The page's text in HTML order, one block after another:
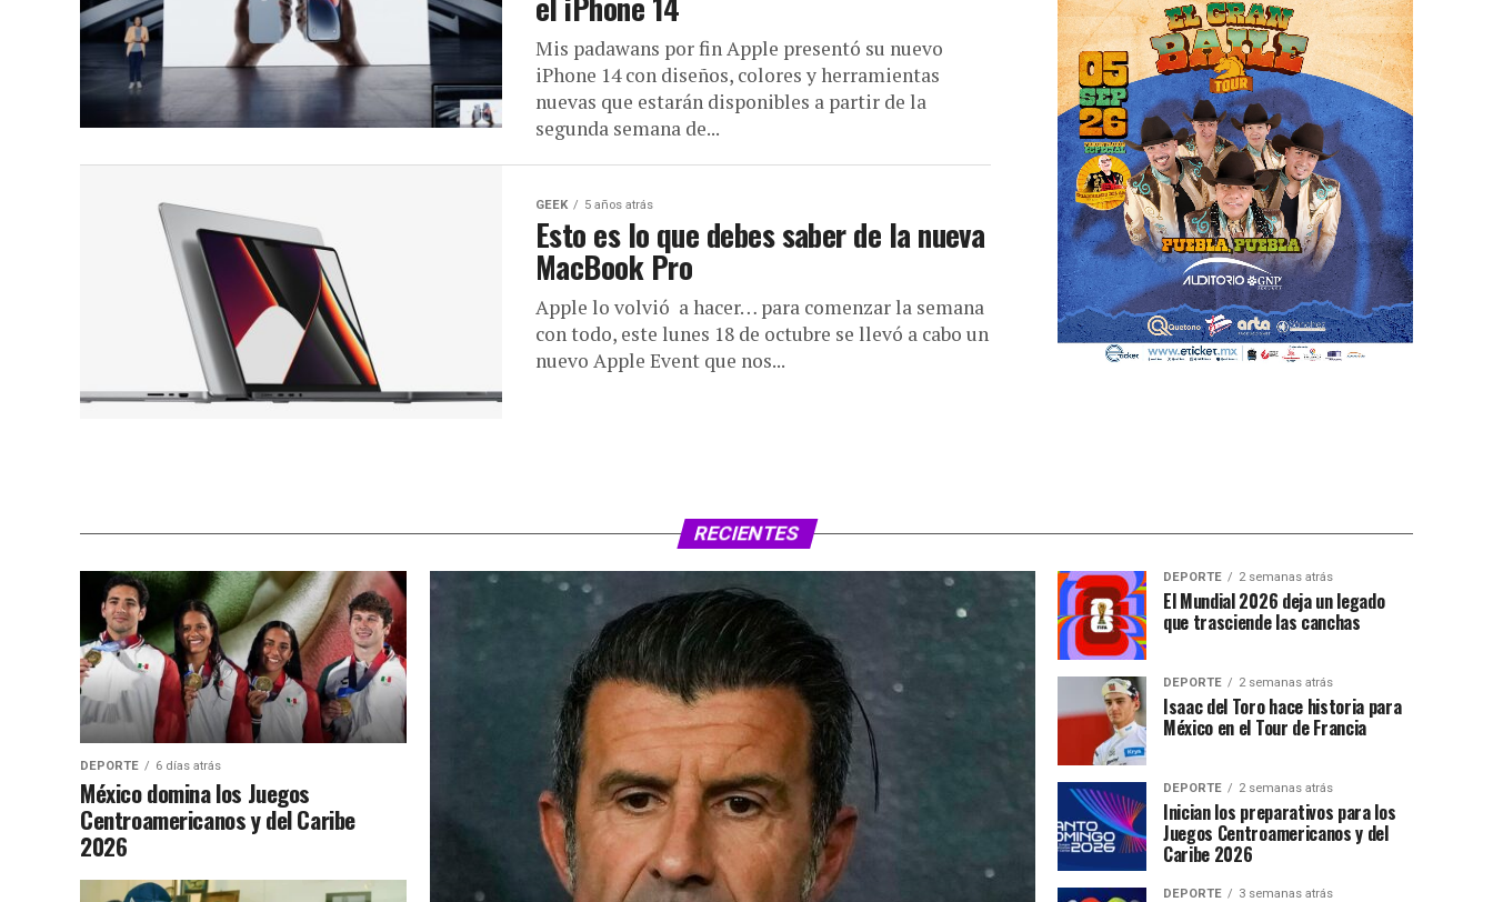
Mis padawans por fin Apple presentó su nuevo
iPhone 14 con diseños, colores y herramientas
nuevas que estarán disponibles a partir de la
segunda semana de...
GEEK 5 años atrás
Esto es lo que debes saber de la nueva
MacBook Pro
Apple lo volvió a hacer… para comenzar la semana
con todo, este lunes 18 de octubre se llevó a cabo un
nuevo Apple Event que nos...
RECIENTES
DEPORTE 6 días atrás
México domina los Juegos
Centroamericanos y del Caribe
2026
DEPORTE 2 semanas atrás
El Mundial 2026 deja un legado
que trasciende las canchas
DEPORTE 2 semanas atrás
Isaac del Toro hace historia para
México en el Tour de Francia
DEPORTE 2 semanas atrás
Inician los preparativos para los
Juegos Centroamericanos y del
Caribe 2026
DEPORTE 3 semanas atrás